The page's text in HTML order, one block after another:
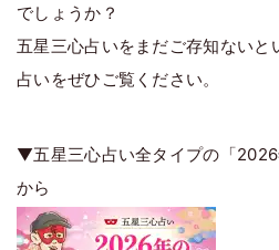
でしょうか？
五星三心占いをまだご存知ない
占いをぜひご覧ください。
▼五星三心占い全タイプの「
から